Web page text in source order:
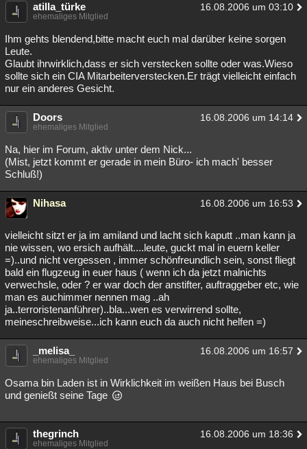
atilla_türke 16.08.2006 um 03:10
ehemaliges Mitglied
Ihm gehts blendend,bitte macht euch mal darüber keine sorgen
Leute.
Glaubt ihrwirklich,dass er sich verstecken sollte oder was.Wieso
sollte sich ein CIA Mitarbeiterverstecken.Er trägt vielleicht einfach
nur ein anderes Gesicht.
Doors 16.08.2006 um 14:14
ehemaliges Mitglied
Na, hier im Forum, aktiv unter dem Nick...
(Mist, jetzt kommt er gerade in mein Büro- ich mach' besser
Schluß!)
Nihasa 16.08.2006 um 16:53
vielleicht sitzt er ja im amiland und lacht sich kaputt ..man kann ja
nie wissen, wo ersich aufhält....leute, guckt mal in euern keller
=)..und nicht vergessen , immer schönfreundlich sein, sonst fliegt
bald ein flugzeug in euer haus ( wenn ich da jetzt malnichts
verwechsle, oder ? er war doch der anstifter, auftraggeber etc, wie
man es auchimmer nennen mag ..ah
ja..terroristenanführer)..bla...wen es verwirrend sollte,
meineschreibweise...ich kann euch da auch nicht helfen =)
_melisa_ 16.08.2006 um 16:57
ehemaliges Mitglied
Osama bin Laden ist in Wirklichkeit im weißen Haus bei Busch
und genießt seine Tage
thegrinch 16.08.2006 um 18:36
ehemaliges Mitglied